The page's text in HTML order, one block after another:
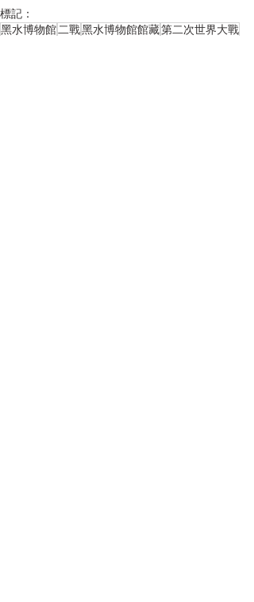
標記：
黑水博物館 二戰黑水博物館館藏第二次世界大戰